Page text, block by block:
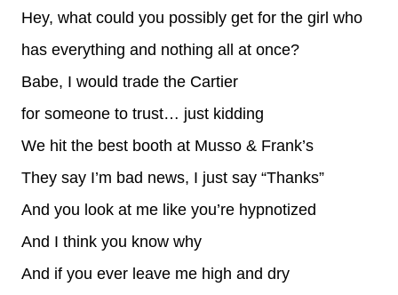
Hey, what could you possibly get for the girl who
has everything and nothing all at once?
Babe, I would trade the Cartier
for someone to trust… just kidding
We hit the best booth at Musso & Frank’s
They say I’m bad news, I just say “Thanks”
And you look at me like you’re hypnotized
And I think you know why
And if you ever leave me high and dry